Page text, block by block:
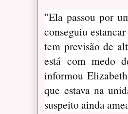
"Ela passou por
conseguiu
tem previsão de
está com medo
informou
que estava na
suspeito ainda